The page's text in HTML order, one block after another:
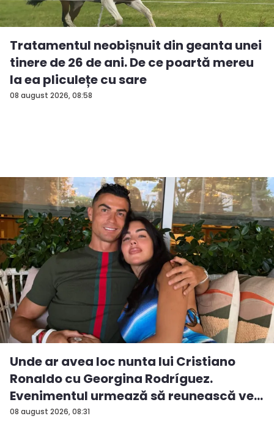
08 august 2026, 08:58
Tratamentul neobișnuit din geanta unei
tinere de 26 de ani. De ce poartă mereu
la ea pliculețe cu sare
08 august 2026, 08:31
Unde ar avea loc nunta lui Cristiano
Ronaldo cu Georgina Rodríguez.
Evenimentul urmează să reunească ve...